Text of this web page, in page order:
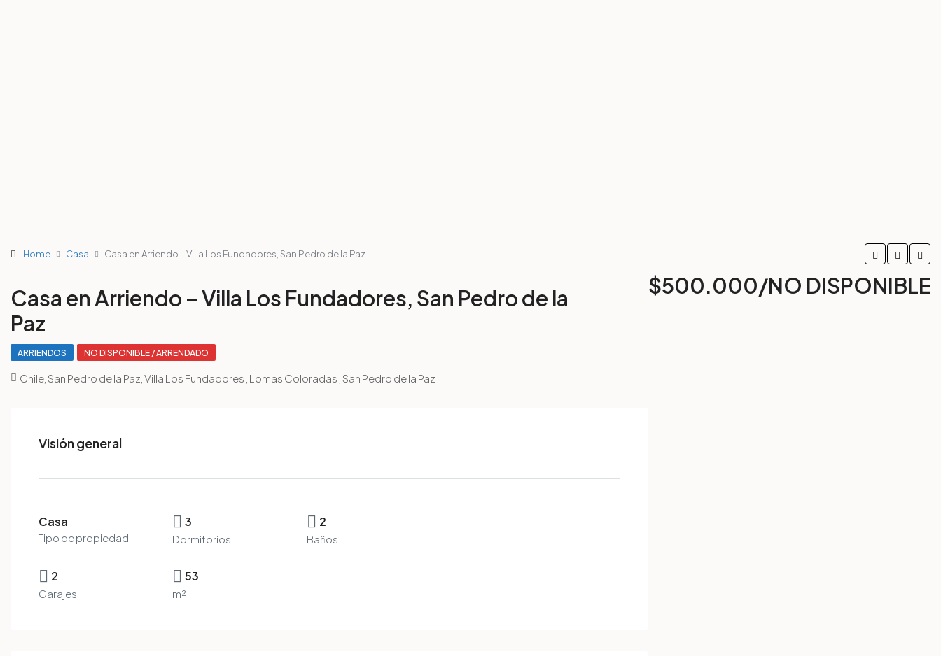
Home Casa Casa en Arriendo – Villa Los Fundadores, San Pedro de la Paz
Casa en Arriendo – Villa Los Fundadores, San Pedro de la
Paz
$500.000/NO DISPONIBLE
ARRIENDOS NO DISPONIBLE / ARRENDADO
Chile, San Pedro de la Paz, Villa Los Fundadores , Lomas Coloradas , San Pedro de la Paz
Visión general
Casa
Tipo de propiedad
3
Dormitorios
2
Baños
2
Garajes
53
m²